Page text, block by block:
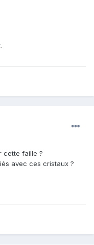
cette faille ?
avec ces cristaux ?